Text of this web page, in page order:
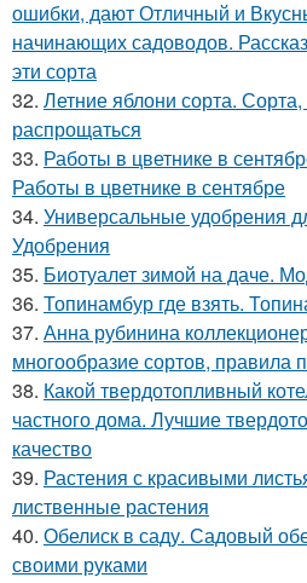
ошибки, дают Отличный и
начинающих садоводов.
эти сорта
32. Летние яблони сорта.
распрощаться
33. Работы в цветнике в
Работы в цветнике в сентябре
34. Универсальные удобрения
Удобрения
35. Биотуалет зимой на даче.
36. Топинамбур где взять.
37. Анна рубинина
многообразие сортов, правила
38. Какой твердотопливный
частного дома. Лучшие
качество
39. Растения с красивыми
лиственные растения
40. Обелиск в саду. Садовый
своими руками